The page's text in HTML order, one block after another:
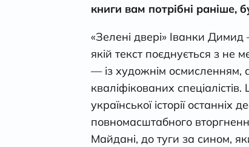
книги вам потрібні раніше,
«Зелені двері» Іванки
якій текст поєднується з не
— із художнім осмисленням,
кваліфікованих
української історії останніх
повномасштабного
Майдані, до туги за сином,